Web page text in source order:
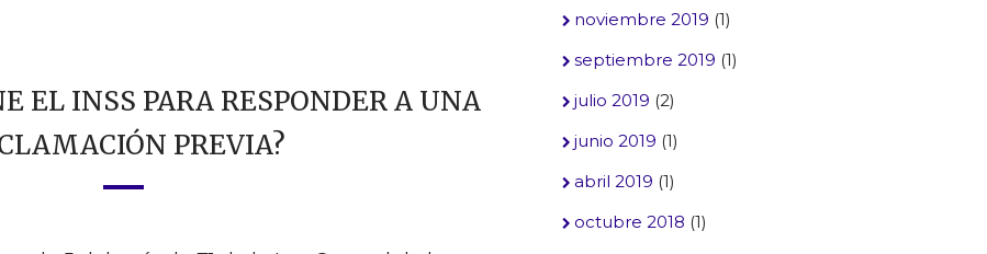
EL INSS PARA RESPONDER A UNA
PREVIA?
noviembre 2019 (1)
septiembre 2019 (1)
julio 2019 (2)
junio 2019 (1)
abril 2019 (1)
octubre 2018 (1)